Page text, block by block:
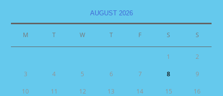
AUGUST 2026
M T W T F S S
1 2
3 4 5 6 7 8 9
10 11 12 13 14 15 16